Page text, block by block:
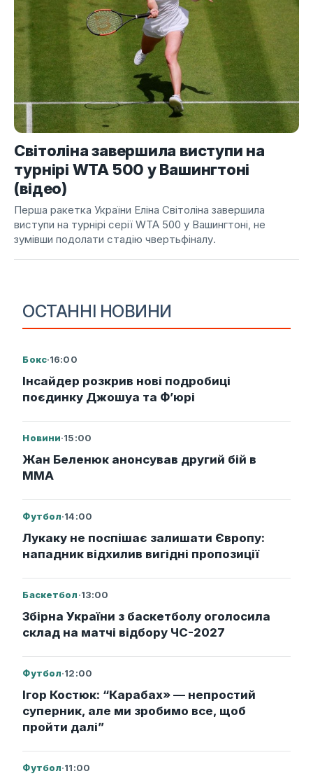
ОСТАННІ НОВИНИ
Бокс·16:00
Інсайдер розкрив нові подробиці
поєдинку Джошуа та Ф’юрі
Новини·15:00
Жан Беленюк анонсував другий бій в
ММА
Футбол·14:00
Лукаку не поспішає залишати Європу:
нападник відхилив вигідні пропозиції
Баскетбол·13:00
Збірна України з баскетболу оголосила
склад на матчі відбору ЧС-2027
Футбол·12:00
Ігор Костюк: “Карабах» — непростий
суперник, але ми зробимо все, щоб
пройти далі”
Футбол·11:00
Світоліна завершила виступи на
турнірі WTA 500 у Вашингтоні
(відео)
Перша ракетка України Еліна Світоліна завершила
виступи на турнірі серії WTA 500 у Вашингтоні, не
зумівши подолати стадію чвертьфіналу.